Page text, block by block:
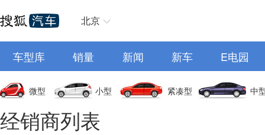
北京
车型库 销量 新闻 新车 E电园
微型 小型 紧凑型 中
经销商列表